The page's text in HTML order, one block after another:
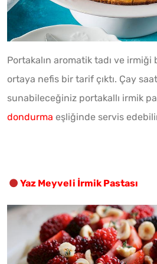
Portakalın aromatik tadı ve
ortaya nefis bir tarif çıktı. Çay
sunabileceğiniz portakallı irmik
dondurma eşliğinde servis
Yaz Meyveli İrmik Pastası